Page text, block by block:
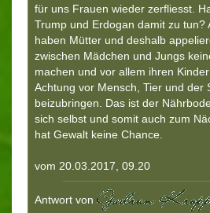
für uns Frauen wieder zerfliesst.
Trump und Erdogan damit zu tun?
haben Mütter und deshalb
zwischen Mädchen und Jungs
machen und vor allem ihren
Achtung vor Mensch, Tier und der
beizubringen. Das ist der
sich selbst und somit auch zum
hat Gewalt keine Chance.
vom 20.03.2017, 09.20
Antwort von